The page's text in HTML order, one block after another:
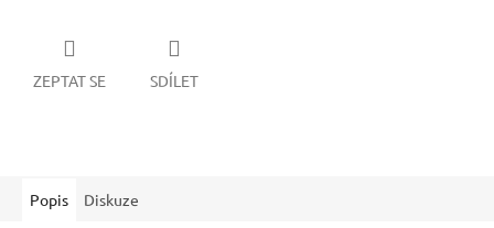
ZEPTAT SE SDÍLET
Popis Diskuze